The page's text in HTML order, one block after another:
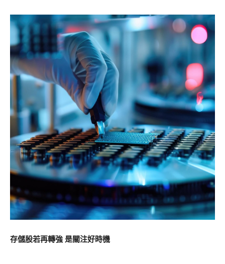
存儲股若再轉強 是關注好時機